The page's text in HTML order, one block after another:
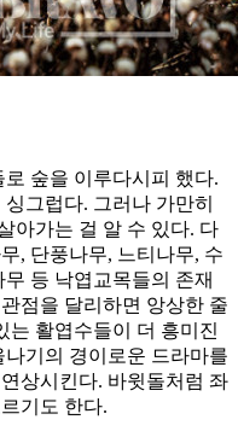
숲을 이루다시피 했다.
그럽다. 그러나 가만히
아가는 걸 알 수 있다. 다
, 단풍나무, 느티나무, 수
등 낙엽교목들의 존재
점을 달리하면 앙상한 줄
는 활엽수들이 더 흥미진
기의 경이로운 드라마를
상시킨다. 바윗돌처럼 좌
기도 한다.